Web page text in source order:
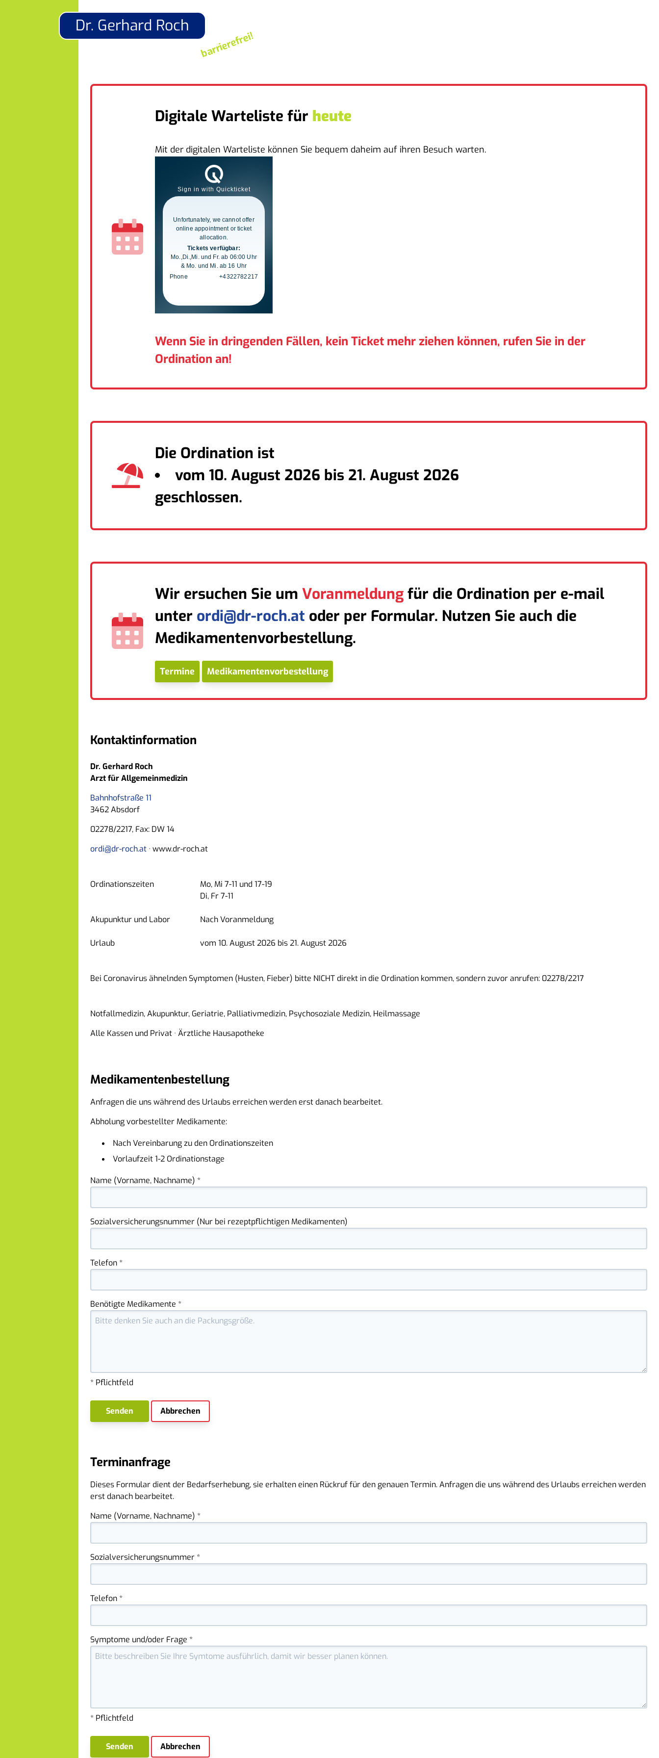
Dr. Gerhard Roch
barrierefrei!
Digitale Warteliste für heute
Mit der digitalen Warteliste können Sie bequem daheim auf ihren Besuch warten.
Wenn Sie in dringenden Fällen, kein Ticket mehr ziehen können, rufen Sie in der
Ordination an!
Die Ordination ist
vom 10. August 2026 bis 21. August 2026
geschlossen.
Wir ersuchen Sie um Voranmeldung für die Ordination per e-mail
unter ordi@dr-roch.at oder per Formular. Nutzen Sie auch die
Medikamentenvorbestellung.
Termine Medikamentenvorbestellung
Kontaktinformation
Dr. Gerhard Roch
Arzt für Allgemeinmedizin
Bahnhofstraße 11
3462Absdorf
02278/2217, Fax: DW 14
ordi@dr-roch.at · www.dr-roch.at
Ordinationszeiten
Mo, Mi 7-11 und 17-19
Di, Fr 7-11
Akupunktur und Labor Nach Voranmeldung
Urlaub vom 10. August 2026 bis 21. August 2026
Bei Coronavirus ähnelnden Symptomen (Husten, Fieber) bitte NICHT direkt in die Ordination kommen, sondern zuvor anrufen: 02278/2217
Notfallmedizin, Akupunktur, Geriatrie, Palliativmedizin, Psychosoziale Medizin, Heilmassage
Alle Kassen und Privat · Ärztliche Hausapotheke
Medikamentenbestellung
Anfragen die uns während des Urlaubs erreichen werden erst danach bearbeitet.
Abholung vorbestellter Medikamente:
Nach Vereinbarung zu den Ordinationszeiten
Vorlaufzeit 1-2 Ordinationstage
Name (Vorname, Nachname) *
Sozialversicherungsnummer (Nur bei rezeptpflichtigen Medikamenten)
Telefon *
Benötigte Medikamente *
* Pflichtfeld
Senden Abbrechen
Terminanfrage
Dieses Formular dient der Bedarfserhebung, sie erhalten einen Rückruf für den genauen Termin. Anfragen die uns während des Urlaubs erreichen werden
erst danach bearbeitet.
Name (Vorname, Nachname) *
Sozialversicherungsnummer *
Telefon *
Symptome und/oder Frage *
* Pflichtfeld
Senden Abbrechen